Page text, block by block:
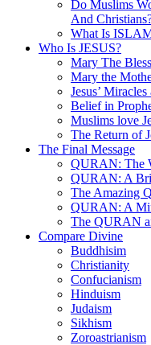
Do Muslims
And
What Is
Who Is JESUS?
Mary The
Mary the
Jesus’
Belief in
Muslims love
The Return of
The Final Message
QURAN: The
QURAN: A
The Amazing
QURAN: A
The QURAN
Compare Divine
Buddhisim
Christianity
Confucianism
Hinduism
Judaism
Sikhism
Zoroastrianism